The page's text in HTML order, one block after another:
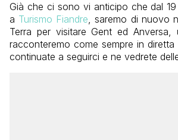
Già che ci sono vi anticipo che dal 19
a Turismo Fiandre, saremo di nuovo
Terra per visitare Gent ed
racconteremo come sempre in diretta
continuate a seguirci e ne vedrete